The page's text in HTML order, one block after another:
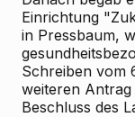
Einrichtung
in Pressbaum,
Schreiben vom
weiteren
Beschluss des